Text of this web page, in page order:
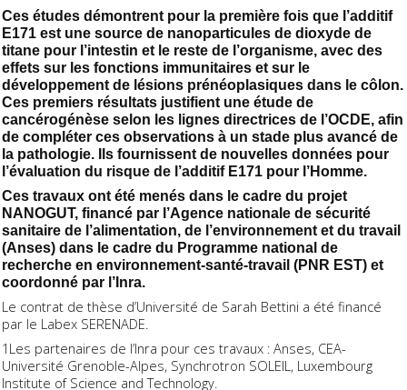
Ces études démontrent pour la première fois que l’additif
E171 est une source de nanoparticules de dioxyde de
titane pour l’intestin et le reste de l’organisme, avec des
effets sur les fonctions immunitaires et sur le
développement de lésions prénéoplasiques dans le côlon.
Ces premiers résultats justifient une étude de
cancérogénèse selon les lignes directrices de l’OCDE, afin
de compléter ces observations à un stade plus avancé de
la pathologie. Ils fournissent de nouvelles données pour
l’évaluation du risque de l’additif E171 pour l’Homme.
Ces travaux ont été menés dans le cadre du projet
NANOGUT, financé par l’Agence nationale de sécurité
sanitaire de l’alimentation, de l’environnement et du travail
(Anses) dans le cadre du Programme national de
recherche en environnement-santé-travail (PNR EST) et
coordonné par l’Inra.
Le contrat de thèse d’Université de Sarah Bettini a été financé
par le Labex SERENADE.
1Les partenaires de l’Inra pour ces travaux : Anses, CEA-
Université Grenoble-Alpes, Synchrotron SOLEIL, Luxembourg
Institute of Science and Technology.